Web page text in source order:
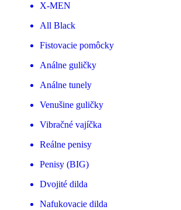
X-MEN
All Black
Fistovacie pomôcky
Análne guličky
Análne tunely
Venušine guličky
Vibračné vajíčka
Reálne penisy
Penisy (BIG)
Dvojité dilda
Nafukovacie dilda